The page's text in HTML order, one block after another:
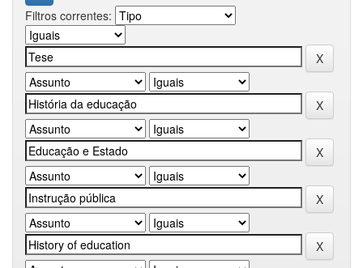
Filtros correntes: